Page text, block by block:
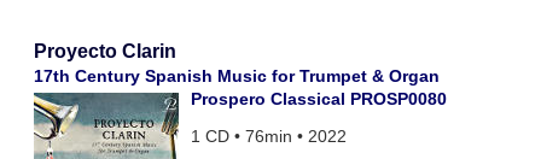
Proyecto Clarin
17th Century Spanish Music for Trumpet & Organ
Prospero Classical PROSP0080
1 CD • 76min • 2022